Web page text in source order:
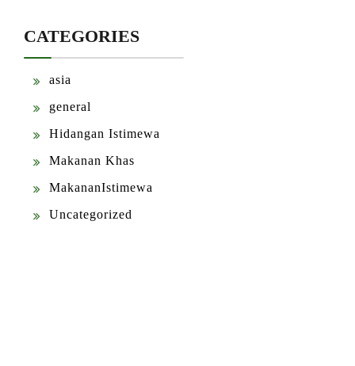
CATEGORIES
asia
general
Hidangan Istimewa
Makanan Khas
MakananIstimewa
Uncategorized